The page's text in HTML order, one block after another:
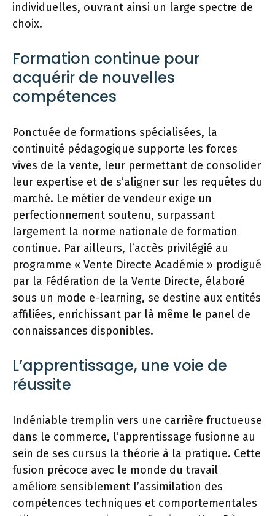
individuelles, ouvrant ainsi un large spectre de
choix.
Formation continue pour
acquérir de nouvelles
compétences
Ponctuée de formations spécialisées, la
continuité pédagogique supporte les forces
vives de la vente, leur permettant de consolider
leur expertise et de s’aligner sur les requêtes du
marché. Le métier de vendeur exige un
perfectionnement soutenu, surpassant
largement la norme nationale de formation
continue. Par ailleurs, l’accès privilégié au
programme « Vente Directe Académie » prodigué
par la Fédération de la Vente Directe, élaboré
sous un mode e-learning, se destine aux entités
affiliées, enrichissant par là même le panel de
connaissances disponibles.
L’apprentissage, une voie de
réussite
Indéniable tremplin vers une carrière fructueuse
dans le commerce, l’apprentissage fusionne au
sein de ses cursus la théorie à la pratique. Cette
fusion précoce avec le monde du travail
améliore sensiblement l’assimilation des
compétences techniques et comportementales